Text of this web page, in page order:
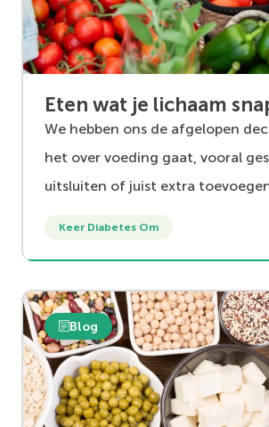
Eten wat je lichaam
We hebben ons de afgelopen
het over voeding gaat, vooral
uitsluiten of juist extra
Keer Diabetes Om
Blog